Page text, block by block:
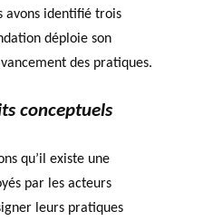
avons identifié trois
déploie son
des pratiques.
conceptuels
qu’il existe une
par les acteurs
leurs pratiques